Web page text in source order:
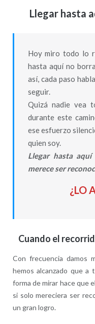
Llegar hasta
Hoy miro todo lo
hasta aquí no
así, cada paso
seguir.
Quizá nadie vea
durante este
ese esfuerzo
quien soy.
Llegar hasta
merece ser
¿LO
Cuando el
Con frecuencia damos
hemos alcanzado que a
forma de mirar hace que
si solo mereciera ser
un gran logro.